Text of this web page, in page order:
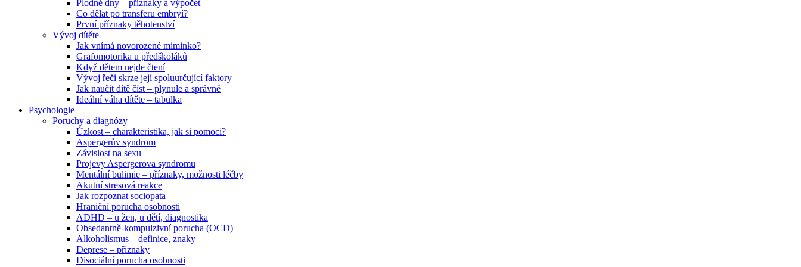
Plodné dny – příznaky a výpočet
Co dělat po transferu embryí?
První příznaky těhotenství
Vývoj dítěte
Jak vnímá novorozené miminko?
Grafomotorika u předškoláků
Když dětem nejde čtení
Vývoj řeči skrze její spoluurčující faktory
Jak naučit dítě číst – plynule a správně
Ideální váha dítěte – tabulka
Psychologie
Poruchy a diagnózy
Úzkost – charakteristika, jak si pomoci?
Aspergerův syndrom
Závislost na sexu
Projevy Aspergerova syndromu
Mentální bulimie – příznaky, možnosti léčby
Akutní stresová reakce
Jak rozpoznat sociopata
Hraniční porucha osobnosti
ADHD – u žen, u dětí, diagnostika
Obsedantně-kompulzivní porucha (OCD)
Alkoholismus – definice, znaky
Deprese – příznaky
Disociální porucha osobnosti